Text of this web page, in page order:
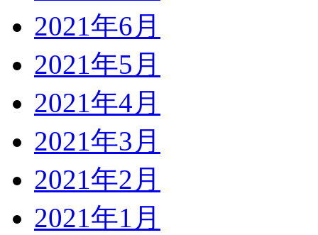
2021年6月
2021年5月
2021年4月
2021年3月
2021年2月
2021年1月